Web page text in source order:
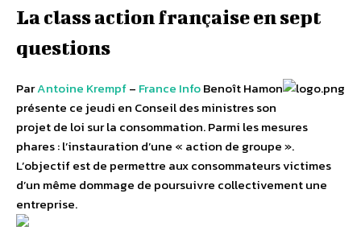
La class action française en sept
questions
ParAntoine Krempf– France InfoBenoît Hamon
présente ce jeudi en Conseil des ministres son
projet de loi sur la consommation. Parmi les mesures
phares : l’instauration d’une « action de groupe ».
L’objectif est de permettre aux consommateurs victimes
d’un même dommage de poursuivre collectivement une
entreprise.